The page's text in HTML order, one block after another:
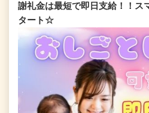
謝礼金は最短で即日支給！！ス
タート☆